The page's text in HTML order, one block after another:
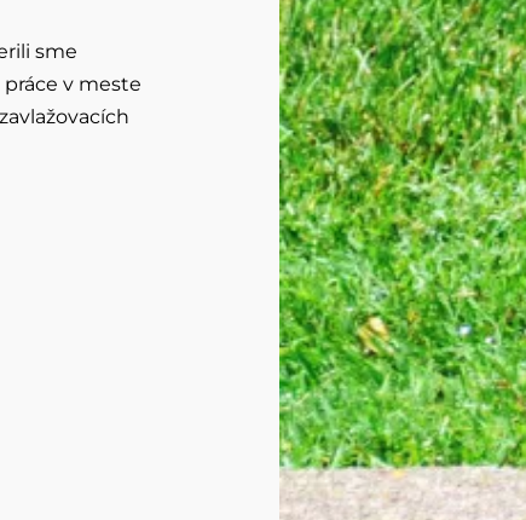
sme
v meste